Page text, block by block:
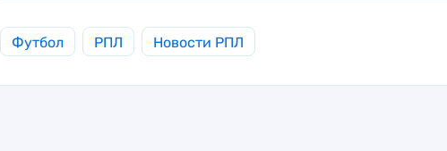
Футбол РПЛ Новости РПЛ